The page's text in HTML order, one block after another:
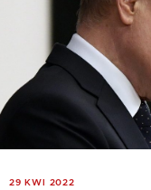
29 KWI 2022